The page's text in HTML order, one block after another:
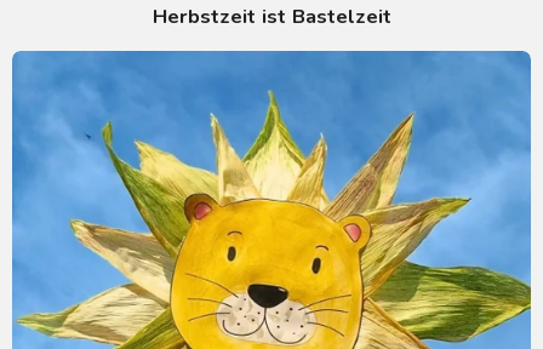
Herbstzeit ist Bastelzeit